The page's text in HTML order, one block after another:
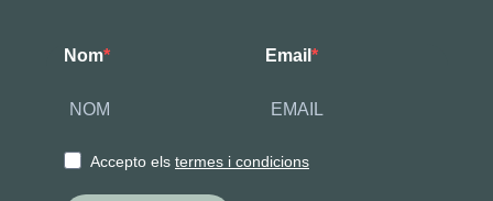
Nom Email
Accepto els termes i condicions